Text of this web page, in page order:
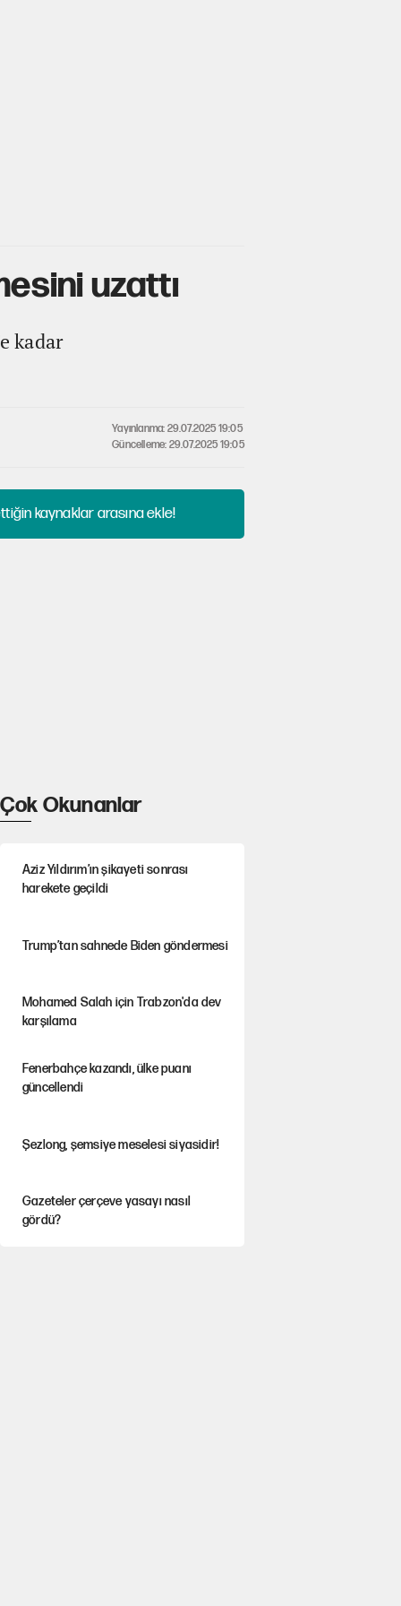
uzattı
kadar
Yayınlanma: 29.07.2025 19:05
Güncelleme: 29.07.2025 19:05
kaynaklar arasına ekle!
Çok Okunanlar
Aziz Yıldırım’ın şikayeti sonrası
harekete geçildi
Trump’tan sahnede Biden göndermesi
Mohamed Salah için Trabzon'da dev
karşılama
Fenerbahçe kazandı, ülke puanı
güncellendi
Şezlong, şemsiye meselesi siyasidir!
Gazeteler çerçeve yasayı nasıl
gördü?